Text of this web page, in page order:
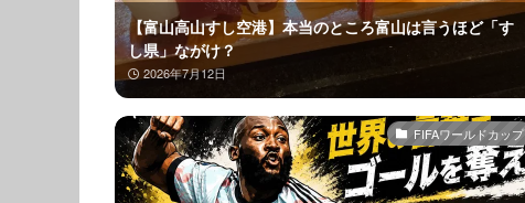
【富山高山すし空港】本当のところ富山は言うほど「す
し県」ながけ？
2026年7月12日
FIFAワールドカップ